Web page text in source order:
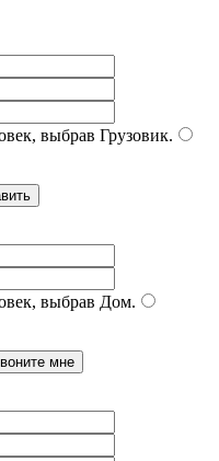
выбрав Грузовик.
выбрав Дом.